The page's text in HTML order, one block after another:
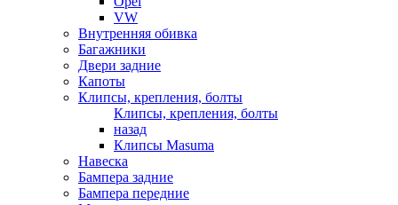
VW
Внутренняя обивка
Багажники
Двери задние
Капоты
Клипсы, крепления, болты
Клипсы, крепления, болты
назад
Клипсы Masuma
Навеска
Бампера задние
Бампера передние